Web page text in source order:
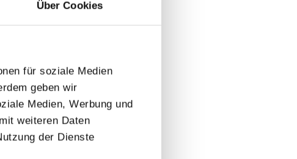
Über Cookies
für soziale Medien
geben wir
Medien, Werbung und
weiteren Daten
der Dienste